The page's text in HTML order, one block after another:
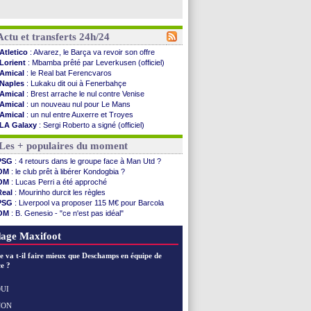
et transferts 24h/24
Atletico : Alvarez, le Barça va revoir son offre
Lorient : Mbamba prêté par Leverkusen (officiel)
Amical : le Real bat Ferencvaros
Naples : Lukaku dit oui à Fenerbahçe
Amical : Brest arrache le nul contre Venise
Amical : un nouveau nul pour Le Mans
Amical : un nul entre Auxerre et Troyes
LA Galaxy : Sergi Roberto a signé (officiel)
Amical: Angers fait tomber Lorient
Amical : le Paris FC corrigé par Mayence
Amical: Rennes encore battu par Brentford
Amical : Paris SG 1-1 Man Utd (fini)
Barça : De Jong menacé par l’arrivée de...
Atletico: Simeone ferme la porte pour Alvarez
Amical: Lens battu par Sunderland avant le ...
Nottingham: O. Diomande arrive pour 40 M€
Amical: Strasbourg s'incline encore
Lens : Ganiou prolongé jusqu'en 2030 (officiel)
: Paris SG-Man Utd, les compos
Amical
Amical
+ populaires du moment
: 4 retours dans le groupe face à Man Utd ?
: le club prêt à libérer Kondogbia ?
: Lucas Perri a été approché
: Mourinho durcit les règles
: Liverpool va proposer 115 M€ pour Barcola
: B. Genesio - "ce n'est pas idéal"
: Côme pousse pour Gouiri
Maxifoot
va t-il faire mieux que Deschamps en équipe de
?